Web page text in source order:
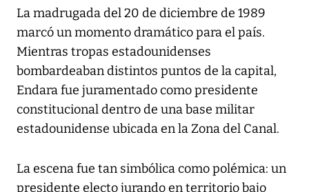
La madrugada del 20 de diciembre de 1989
marcó un momento dramático para el país.
Mientras tropas estadounidenses
bombardeaban distintos puntos de la capital,
Endara fue juramentado como presidente
constitucional dentro de una base militar
estadounidense ubicada en la Zona del Canal.
La escena fue tan simbólica como polémica: un
presidente electo jurando en territorio bajo